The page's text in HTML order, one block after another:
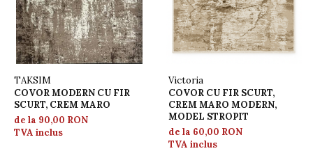
TAKSIM
COVOR MODERN CU FIR
SCURT, CREM MARO
de la 90,00 RON
TVA inclus
Victoria
COVOR CU FIR SCURT,
CREM MARO MODERN,
MODEL STROPIT
de la 60,00 RON
TVA inclus